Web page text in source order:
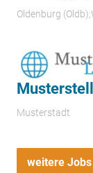
Oldenburg
Musterstadt
weitere Jobs